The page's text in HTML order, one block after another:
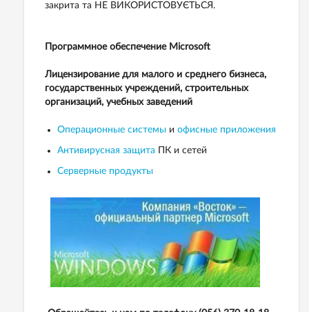
закрита та НЕ ВИКОРИСТОВУЄТЬСЯ.
Программное обеспечение Microsoft
Лицензирование для малого и среднего бизнеса,
государственных учреждений, строительных
организаций, учебных заведений
Операционные системы и офисные приложения
Антивирусная защита ПК и сетей
Серверные продукты